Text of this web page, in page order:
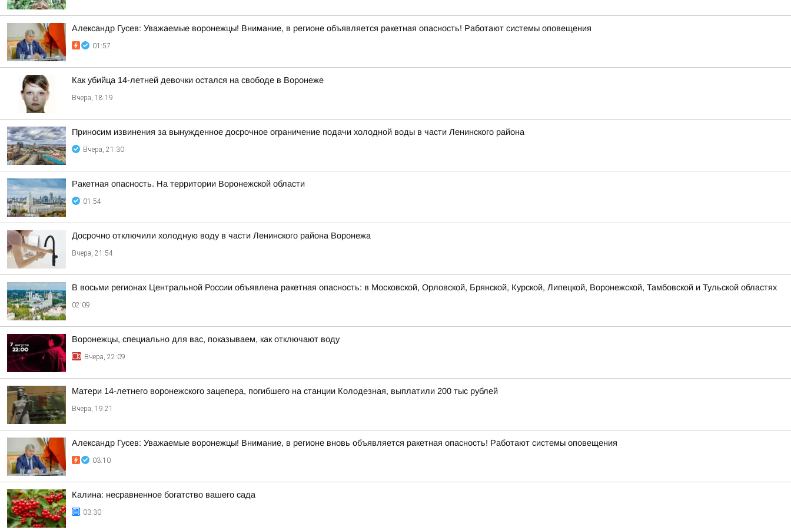
Александр Гусев: Уважаемые воронежцы! Внимание, в регионе объявляется ракетная опасность! Работают системы оповещения
01:57
Как убийца 14-летней девочки остался на свободе в Воронеже
Вчера, 18:19
Приносим извинения за вынужденное досрочное ограничение подачи холодной воды в части Ленинского района
Вчера, 21:30
Ракетная опасность. На территории Воронежской области
01:54
Досрочно отключили холодную воду в части Ленинского района Воронежа
Вчера, 21:54
В восьми регионах Центральной России объявлена ракетная опасность: в Московской, Орловской, Брянской, Курской, Липецкой, Воронежской, Тамбовской и Тульской областях
02:09
Воронежцы, специально для вас, показываем, как отключают воду
Вчера, 22:09
Матери 14-летнего воронежского зацепера, погибшего на станции Колодезная, выплатили 200 тыс рублей
Вчера, 19:21
Александр Гусев: Уважаемые воронежцы! Внимание, в регионе вновь объявляется ракетная опасность! Работают системы оповещения
03:10
Калина: несравненное богатство вашего сада
03:30